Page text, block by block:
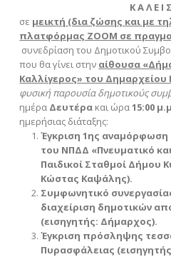
Κ Α Λ Ε Ι
σε μεικτή (δια ζώσης και με
πλατφόρμας ΖΟΟΜ σε
συνεδρίαση του Δημοτικού
που θα γίνει στην αίθουσα
Καλλίγερος» του
φυσική παρουσία δημοτικούς
ημέρα Δευτέρα και ώρα15:00
ημερήσιας διάταξης:
Έγκριση 1ης
του ΝΠΔΔ «Πνευματικό
Παιδικοί Σταθμοί Δήμου
Κώστας Καψάλης).
Συμφωνητικό
διαχείριση δημοτικών
(εισηγητής: Δήμαρχος).
Έγκριση πρόσληψης
Πυρασφάλειας